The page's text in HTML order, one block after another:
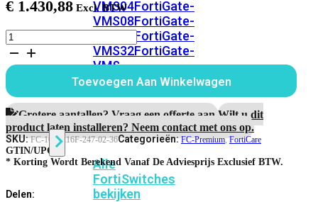
VMS04FortiGate-
VMS08FortiGate-
FortiGate-
VMS32FortiGate-
VMS
Unlimited
Switch
Alle
FortiSwitches
bekijken
€ 1.430,88
FortiSwitchRugged-
216F-
3
Year
FortiCare
Premium
Support
aantal
Toevoegen Aan Winkelwagen
Grotere aantallen? Vraag een offerte aan.Wilt u dit
product laten installeren? Neem contact met ons op.
SKU:FC-10-SR16F-247-02-36Categorieën:FC-Premium,FortiCare
GTIN/UPC:
* Korting Wordt Berekend Vanaf De Adviesprijs Exclusief BTW.
Delen: